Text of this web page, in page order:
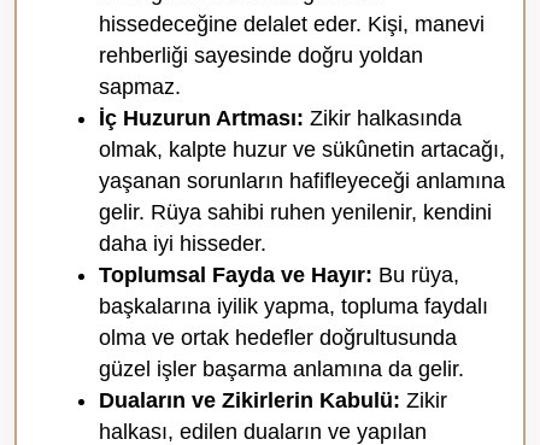
hissedeceğine delalet eder. Kişi, manevi
rehberliği sayesinde doğru yoldan
sapmaz.
İç Huzurun Artması: Zikir halkasında
olmak, kalpte huzur ve sükûnetin artacağı,
yaşanan sorunların hafifleyeceği anlamına
gelir. Rüya sahibi ruhen yenilenir, kendini
daha iyi hisseder.
Toplumsal Fayda ve Hayır: Bu rüya,
başkalarına iyilik yapma, topluma faydalı
olma ve ortak hedefler doğrultusunda
güzel işler başarma anlamına da gelir.
Duaların ve Zikirlerin Kabulü: Zikir
halkası, edilen duaların ve yapılan